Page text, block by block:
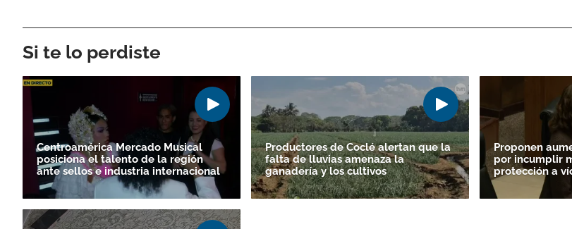
Si te lo perdiste
Centroamérica Mercado Musical
posiciona el talento de la región
ante sellos e industria internacional
Productores de Coclé alertan que la
falta de lluvias amenaza la
ganadería y los cultivos
Proponen
por incumplir
protección a